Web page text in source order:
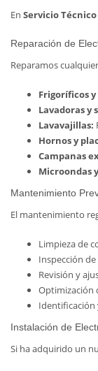
En Servicio
Reparación de
Reparamos
Frigoríficos
Lavadoras y
Lavavajillas:
Hornos y
Campanas
Microondas
Mantenimiento
El mantenimiento
Limpieza de
Inspección
Revisión y
Optimización
Identificación
Instalación de
Si ha adquirido un